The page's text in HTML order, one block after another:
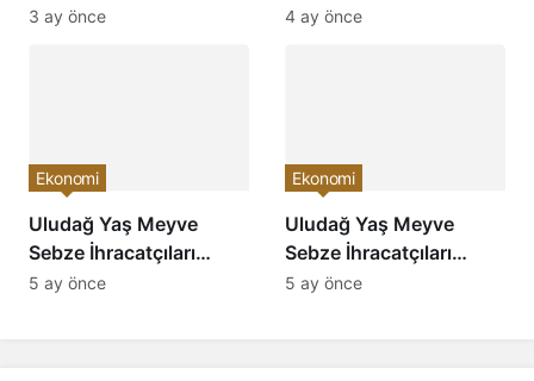
Katma Değerli Üretim
3 ay önce
“Memleket İhracatla
4 ay önce
Uludağ Yaş Meyve
Sebze İhracatçıları
Birliği’nde Seçim
Ekonomi
5 ay önce
Uludağ Yaş Meyve
Sebze İhracatçıları
Birliği’nde Başkanlık
Ekonomi
5 ay önce